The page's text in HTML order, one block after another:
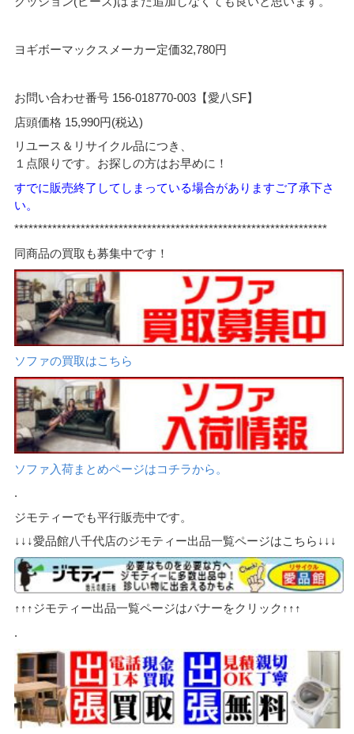
ヨギボーマックスメーカー定価32,780円
お問い合わせ番号 156-018770-003【愛八SF】
店頭価格 15,990円(税込)
リユース＆リサイクル品につき、
１点限りです。お探しの方はお早めに！
すでに販売終了してしまっている場合がありますご了承下さ
い。
******************************************************************
同商品の買取も募集中です！
ソファの買取はこちら
ソファ入荷まとめページはコチラから。
.
ジモティーでも平行販売中です。
↓↓↓愛品館八千代店のジモティー出品一覧ページはこちら↓↓↓
↑↑↑ジモティー出品一覧ページはバナーをクリック↑↑↑
.